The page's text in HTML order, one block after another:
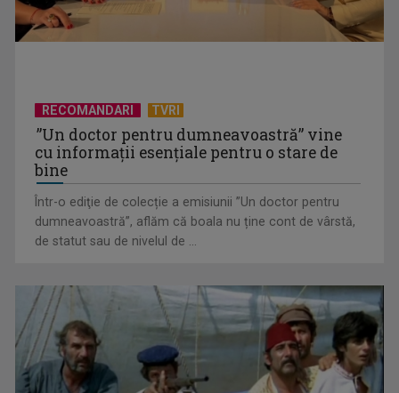
(P) Cea mai bună firmă de case din containere modulare –
Top 5 recomandări 2026
RECOMANDARI TVRI
”Un doctor pentru dumneavoastră” vine
cu informații esențiale pentru o stare de
bine
Într-o ediţie de colecție a emisiunii ”Un doctor pentru
dumneavoastră”, aflăm că boala nu ține cont de vârstă,
de statut sau de nivelul de ...